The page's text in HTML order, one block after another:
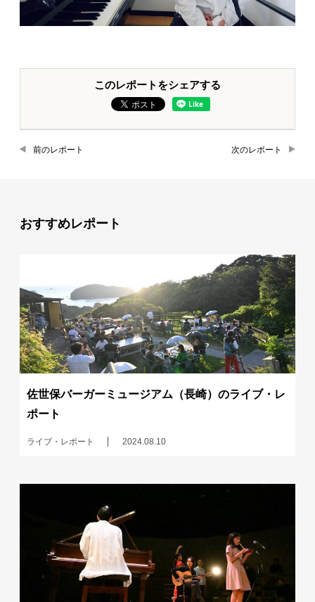
このレポートをシェアする
前のレポート 次のレポート
おすすめレポート
佐世保バーガーミュージアム（長崎）のライブ・レ
ポート
ライブ・レポート 2024.08.10